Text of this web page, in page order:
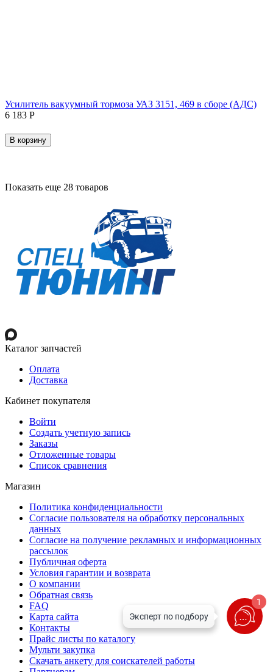
Усилитель вакуумный тормоза УАЗ 3151, 469 в сборе (АДС)
6 183 Р
В корзину
Показать еще 28 товаров
Каталог запчастей
Оплата
Доставка
Кабинет покупателя
Войти
Создать учетную запись
Заказы
Отложенные товары
Список сравнения
Магазин
Политика конфиденциальности
Согласие пользователя на обработку персональных
данных
Согласие на получение рекламных и информационных
рассылок
Публичная оферта
Условия гарантии и возврата
О компании
Обратная связь
FAQ
Карта сайта
Контакты
Прайс листы по каталогу
Мульти закупка
Скачать анкету для соискателей работы
1